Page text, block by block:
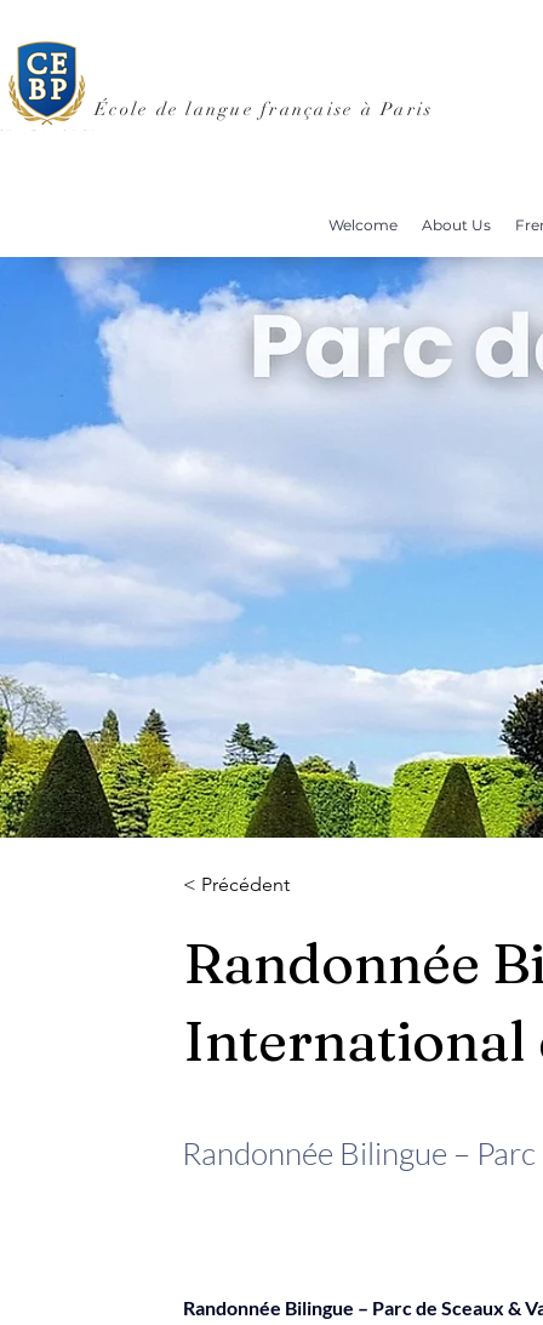
École de langue française à Paris
Welcome About Us
< Précédent
Randonnée
International
Randonnée Bilingue –
Randonnée Bilingue – Parc de Sceaux &